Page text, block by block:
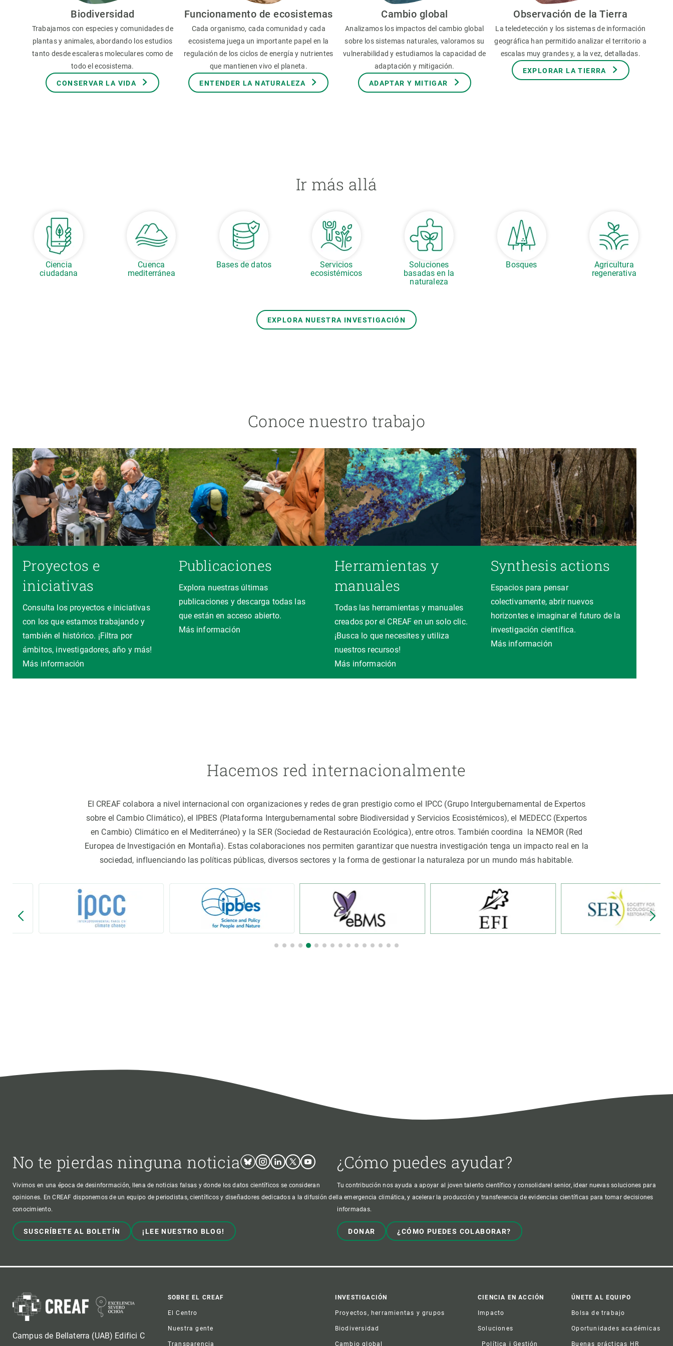
Biodiversidad
Trabajamos con especies y comunidades de
plantas y animales, abordando los estudios
tanto desde escaleras moleculares como de
todo el ecosistema.
CONSERVAR LA VIDA
Funcionamento de ecosistemas
Cada organismo, cada comunidad y cada
ecosistema juega un importante papel en la
regulación de los ciclos de energía y nutrientes
que mantienen vivo el planeta.
ENTENDER LA NATURALEZA
Cambio global
Analizamos los impactos del cambio global
sobre los sistemas naturales, valoramos su
vulnerabilidad y estudiamos la capacidad de
adaptación y mitigación.
ADAPTAR Y MITIGAR
Observación de la Tierra
La teledetección y los sistemas de información
geográfica han permitido analizar el territorio a
escalas muy grandes y, a la vez, detalladas.
EXPLORAR LA TIERRA
Ir más allá
Ciencia
ciudadana
Cuenca
mediterránea
Bases de datos
Servicios
ecosistémicos
Soluciones
basadas en la
naturaleza
Bosques
Agricultura
regenerativa
EXPLORA NUESTRA INVESTIGACIÓN
Conoce nuestro trabajo
Proyectos e
iniciativas
Consulta los proyectos e iniciativas
con los que estamos trabajando y
también el histórico. ¡Filtra por
ámbitos, investigadores, año y más!
Más información
Publicaciones
Explora nuestras últimas
publicaciones y descarga todas las
que están en acceso abierto.
Más información
Herramientas y
manuales
Todas las herramientas y manuales
creados por el CREAF en un solo clic.
¡Busca lo que necesites y utiliza
nuestros recursos!
Más información
Synthesis actions
Espacios para pensar
colectivamente, abrir nuevos
horizontes e imaginar el futuro de la
investigación científica.
Más información
Hacemos red internacionalmente
El CREAF colabora a nivel internacional con organizaciones y redes de gran prestigio como el IPCC (Grupo Intergubernamental de Expertos
sobre el Cambio Climático), el IPBES (Plataforma Intergubernamental sobre Biodiversidad y Servicios Ecosistémicos), el MEDECC (Expertos
en Cambio) Climático en el Mediterráneo) y la SER (Sociedad de Restauración Ecológica), entre otros. También coordina la NEMOR (Red
Europea de Investigación en Montaña). Estas colaboraciones nos permiten garantizar que nuestra investigación tenga un impacto real en la
sociedad, influenciando las políticas públicas, diversos sectores y la forma de gestionar la naturaleza por un mundo más habitable.
No te pierdas ninguna noticiaBlueskyInstagram
LinkedinTwitterYoutube
Vivimos en una época de desinformación, llena de noticias falsas y donde los datos científicos se consideran
opiniones. En CREAF disponemos de un equipo de periodistas, científicos y diseñadores dedicados a la difusión del
conocimiento.
SUSCRÍBETE AL BOLETÍN ¡LEE NUESTRO BLOG!
¿Cómo puedes ayudar?
Tu contribución nos ayuda a apoyar al joven talento científico y consolidarel senior, idear nuevas soluciones para
la emergencia climática, y acelerar la producción y transferencia de evidencias científicas para tomar decisiones
informadas.
DONAR ¿CÓMO PUEDES COLABORAR?
Campus de Bellaterra (UAB) Edifici C
Footer
SOBRE EL CREAF
El Centro
Nuestra gente
Transparencia
INVESTIGACIÓN
Proyectos, herramientas y grupos
Biodiversidad
Cambio global
CIENCIA EN ACCIÓN
Impacto
Soluciones
Política i Gestión
ÚNETE AL EQUIPO
Bolsa de trabajo
Oportunidades académicas
Buenas prácticas HR
Observación de la Tierra